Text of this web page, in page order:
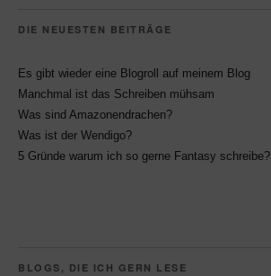
DIE NEUESTEN BEITRÄGE
Es gibt wieder eine Blogroll auf meinem Blog
Manchmal ist das Schreiben mühsam
Was sind Amazonendrachen?
Was ist der Wendigo?
5 Gründe warum ich so gerne Fantasy schreibe?
BLOGS, DIE ICH GERN LESE